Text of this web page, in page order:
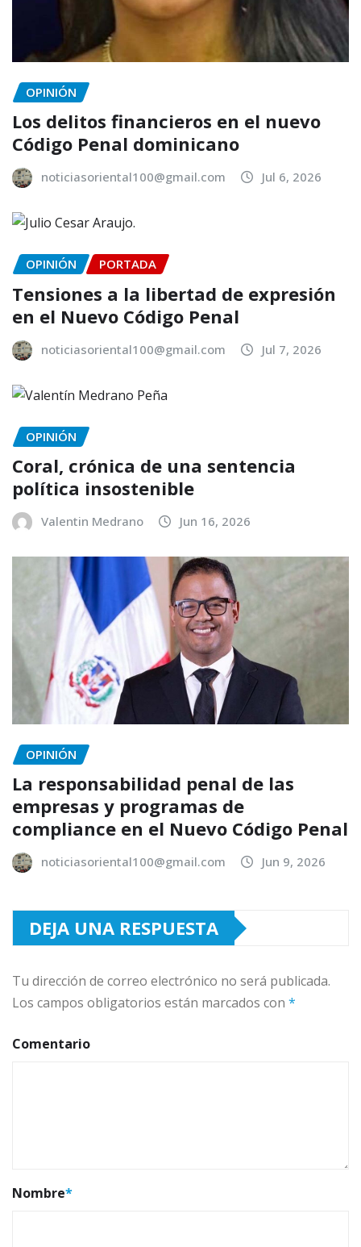
OPINIÓN
Los delitos financieros en el nuevo
Código Penal dominicano
noticiasoriental100@gmail.com Jul 6, 2026
OPINIÓN PORTADA
Tensiones a la libertad de expresión
en el Nuevo Código Penal
noticiasoriental100@gmail.com Jul 7, 2026
OPINIÓN
Coral, crónica de una sentencia
política insostenible
Valentin Medrano Jun 16, 2026
OPINIÓN
La responsabilidad penal de las
empresas y programas de
compliance en el Nuevo Código Penal
noticiasoriental100@gmail.com Jun 9, 2026
DEJA UNA RESPUESTA
Tu dirección de correo electrónico no será publicada.
Los campos obligatorios están marcados con *
Comentario
Nombre*